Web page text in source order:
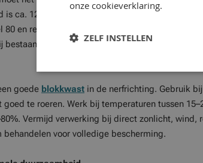
ca. 12% voor loofhout en 15% voor naaldhout.
en reinig bij hars- of inhoudsstofrijke
bestaande aantasting door algen of schimmels
goede blokkwast in de nerfrichting. Gebruik
te roeren. Werk bij temperaturen tussen
Vermijd verwerking bij direct zonlicht, wind,
voor volledige bescherming.
onze cookieverklaring.
ZELF INSTELLEN